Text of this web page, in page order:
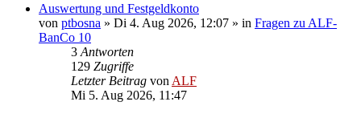
Auswertung und Festgeldkonto
von ptbosna » Di 4. Aug 2026, 12:07 » in Fragen zu ALF-
BanCo 10
3 Antworten
129 Zugriffe
Letzter Beitrag von ALF
Mi 5. Aug 2026, 11:47